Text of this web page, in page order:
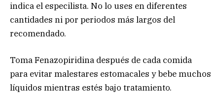
indica el especilista. No lo uses en diferentes
cantidades ni por periodos más largos del
recomendado.
Toma Fenazopiridina después de cada comida
para evitar malestares estomacales y bebe muchos
líquidos mientras estés bajo tratamiento.